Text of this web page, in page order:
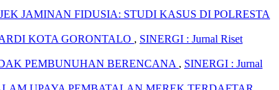
JAMINAN FIDUSIA: STUDI KASUS DI POLRESTA
KOTA GORONTALO , SINERGI : Jurnal Riset
PEMBUNUHAN BERENCANA , SINERGI : Jurnal